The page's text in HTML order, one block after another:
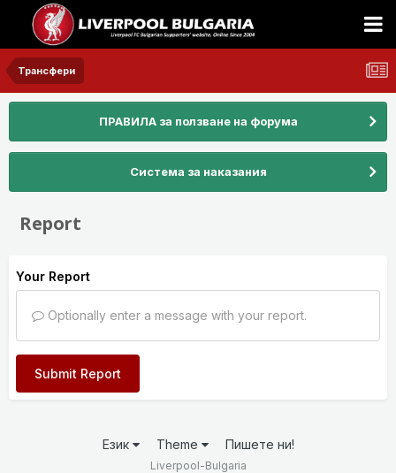
Трансфери
ПРАВИЛА за ползване на форума
Система за наказания
Report
Your Report
Optionally enter a message with your report.
Submit Report
Език Theme Пишете ни!
Liverpool-Bulgaria